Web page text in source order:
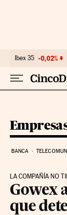
Ibex 35 -0,02%
BANCA
LA COMPAÑÍA NO
Gowex
que